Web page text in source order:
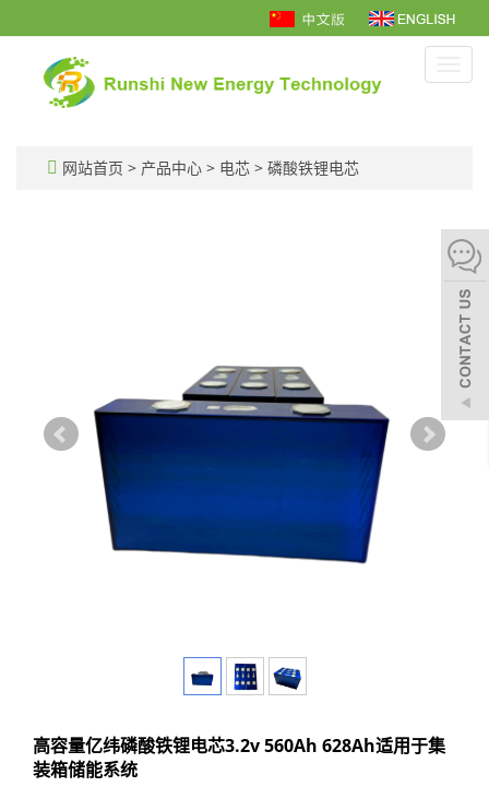
网站首页 > 产品中心 > 电芯 > 磷酸铁锂电芯
高容量亿纬磷酸铁锂电芯3.2v 560Ah 628Ah适用于集
装箱储能系统